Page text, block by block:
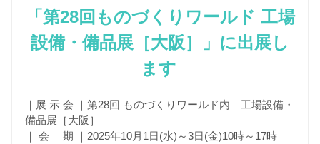
「第28回ものづくりワールド 工場
設備・備品展［大阪］」に出展し
ます
｜展 示 会 ｜第28回 ものづくりワールド内 工場設備・
備品展［大阪］
｜ 会 期 ｜2025年10月1日(水)～3日(金)10時～17時